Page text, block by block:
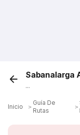
Sabanalarga
...
Inicio ＞
Guía De
Rutas
＞